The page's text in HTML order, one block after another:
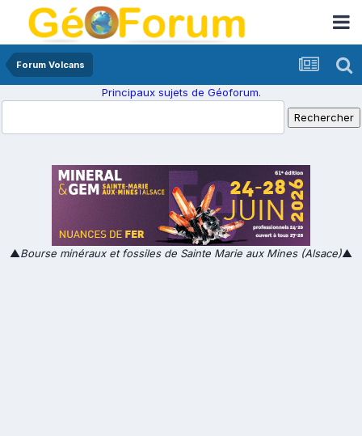
Forum Volcans
Principaux sujets de Géoforum.
▲Bourse minéraux et fossiles de Sainte Marie aux Mines (Alsace)▲